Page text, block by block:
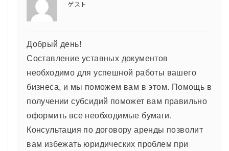
ゲスト
Добрый день!
Составление уставных документов
необходимо для успешной работы вашего
бизнеса, и мы поможем вам в этом. Помощь в
получении субсидий поможет вам правильно
оформить все необходимые бумаги.
Консультация по договору аренды позволит
вам избежать юридических проблем при